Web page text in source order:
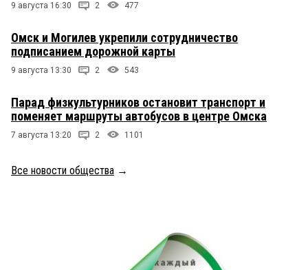
9 августа 16:30 2 477
Омск и Могилев укрепили сотрудничество
подписанием дорожной карты
9 августа 13:30 2 543
Парад физкультурников остановит транспорт и
поменяет маршруты автобусов в центре Омска
7 августа 13:20 2 1101
Все новости общества →